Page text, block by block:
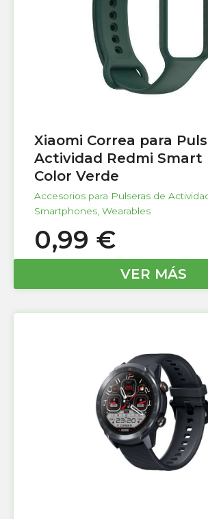
Xiaomi Correa para
Actividad Redmi Smart
Color Verde
Accesorios para Pulseras de
Smartphones, Wearables
0,99 €
VER MÁS